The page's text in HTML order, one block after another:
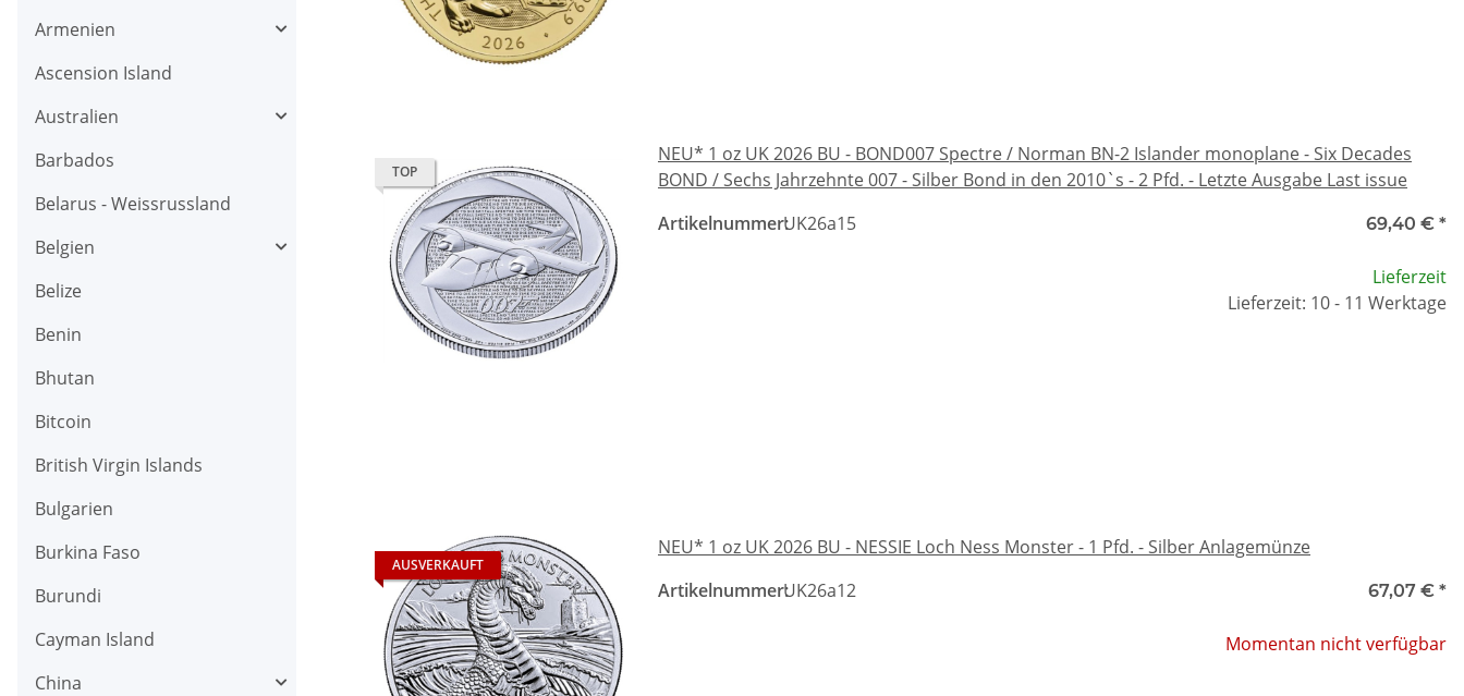
TOP
NEU* 1 oz UK 2026 BU - BOND007 Spectre / Norman BN-2 Islander monoplane - Six Decades
BOND / Sechs Jahrzehnte 007 - Silber Bond in den 2010`s - 2 Pfd. - Letzte Ausgabe Last issue
Artikelnummer:UK26a15 69,40 € *
Lieferzeit
Lieferzeit: 10 - 11 Werktage
AUSVERKAUFT
NEU* 1 oz UK 2026 BU - NESSIE Loch Ness Monster - 1 Pfd. - Silber Anlagemünze
Artikelnummer:UK26a12 67,07 € *
Momentan nicht verfügbar
Armenien
Ascension Island
Australien
Barbados
Belarus - Weissrussland
Belgien
Belize
Benin
Bhutan
Bitcoin
British Virgin Islands
Bulgarien
Burkina Faso
Burundi
Cayman Island
China